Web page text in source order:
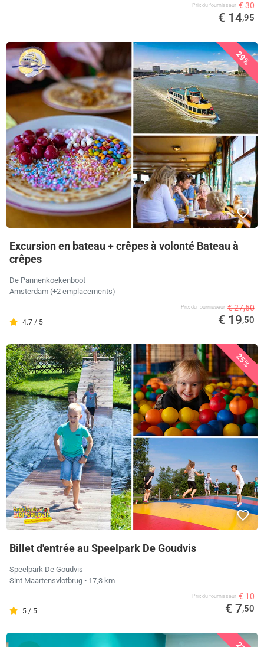
Prix ​​du fournisseur € 30
€ 14,95
29%
Excursion en bateau + crêpes à volonté Bateau à
crêpes
De Pannenkoekenboot
Amsterdam (+2 emplacements)
4.7 / 5
Prix ​​du fournisseur € 27,50
€ 19,50
25%
Billet d'entrée au Speelpark De Goudvis
Speelpark De Goudvis
Sint Maartensvlotbrug • 17,3 km
5 / 5
Prix ​​du fournisseur € 10
€ 7,50